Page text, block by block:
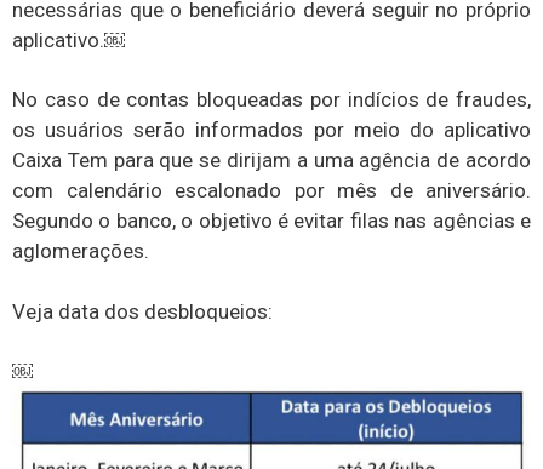
necessárias que o beneficiário deverá seguir no próprio
aplicativo.￼
No caso de contas bloqueadas por indícios de fraudes,
os usuários serão informados por meio do aplicativo
Caixa Tem para que se dirijam a uma agência de acordo
com calendário escalonado por mês de aniversário.
Segundo o banco, o objetivo é evitar filas nas agências e
aglomerações.
Veja data dos desbloqueios:
￼